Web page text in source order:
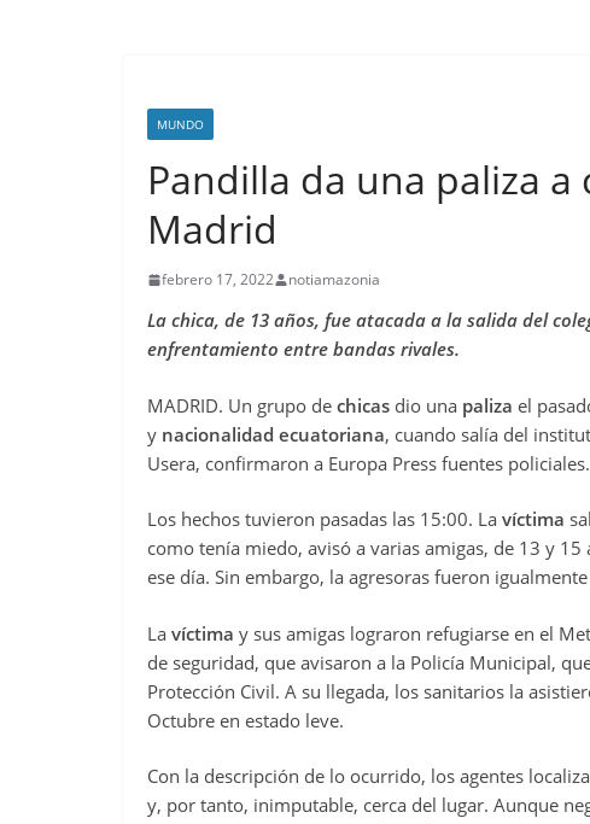
MUNDO
Pandilla da una paliza
Madrid
febrero 17, 2022 notiamazonia
La chica, de 13 años, fue atacada a la salida del
enfrentamiento entre bandas rivales.
MADRID. Un grupo de chicas dio una paliza el
y nacionalidad ecuatoriana, cuando salía del
Usera, confirmaron a Europa Press fuentes policiales.
Los hechos tuvieron pasadas las 15:00. La víctima
como tenía miedo, avisó a varias amigas, de 13 y
ese día. Sin embargo, la agresoras fueron
La víctima y sus amigas lograron refugiarse en el
de seguridad, que avisaron a la Policía Municipal,
Protección Civil. A su llegada, los sanitarios la
Octubre en estado leve.
Con la descripción de lo ocurrido, los agentes
y, por tanto, inimputable, cerca del lugar. Aunque